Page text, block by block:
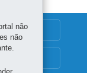
não
não